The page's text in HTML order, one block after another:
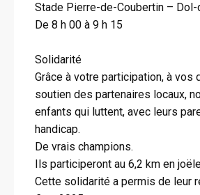
Stade Pierre-de-Coubertin –
De 8 h 00 à 9 h 15
Solidarité
Grâce à votre participation, à vos
soutien des partenaires locaux,
enfants qui luttent, avec leurs
handicap.
De vrais champions.
Ils participeront au 6,2 km en
Cette solidarité a permis de leur